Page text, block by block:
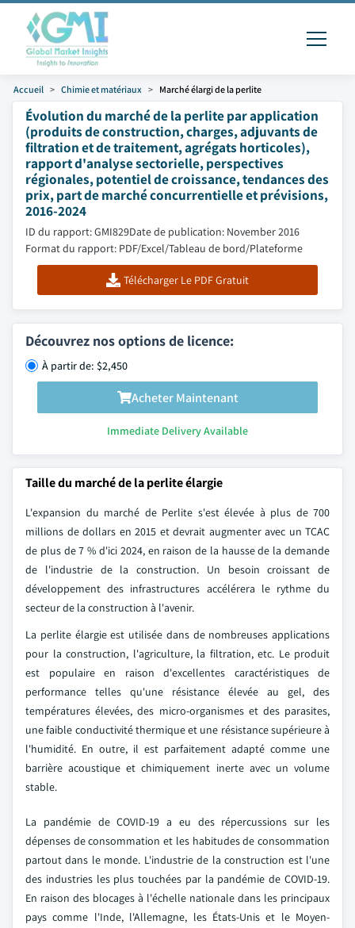
Accueil Chimie et matériaux Marché élargi de la perlite
Évolution du marché de la perlite par application
(produits de construction, charges, adjuvants de
filtration et de traitement, agrégats horticoles),
rapport d'analyse sectorielle, perspectives
régionales, potentiel de croissance, tendances des
prix, part de marché concurrentielle et prévisions,
2016-2024
ID du rapport: GMI829Date de publication: November 2016
Format du rapport: PDF/Excel/Tableau de bord/Plateforme
Télécharger Le PDF Gratuit
Découvrez nos options de licence:
À partir de: $2,450
Acheter Maintenant
Immediate Delivery Available
Taille du marché de la perlite élargie
L'expansion du marché de Perlite s'est élevée à plus de 700
millions de dollars en 2015 et devrait augmenter avec un TCAC
de plus de 7 % d'ici 2024, en raison de la hausse de la demande
de l'industrie de la construction. Un besoin croissant de
développement des infrastructures accélérera le rythme du
secteur de la construction à l'avenir.
La perlite élargie est utilisée dans de nombreuses applications
pour la construction, l'agriculture, la filtration, etc. Le produit
est populaire en raison d'excellentes caractéristiques de
performance telles qu'une résistance élevée au gel, des
températures élevées, des micro-organismes et des parasites,
une faible conductivité thermique et une résistance supérieure à
l'humidité. En outre, il est parfaitement adapté comme une
barrière acoustique et chimiquement inerte avec un volume
stable.
La pandémie de COVID-19 a eu des répercussions sur les
dépenses de consommation et les habitudes de consommation
partout dans le monde. L'industrie de la construction est l'une
des industries les plus touchées par la pandémie de COVID-19.
En raison des blocages à l'échelle nationale dans les principaux
pays comme l'Inde, l'Allemagne, les États-Unis et le Moyen-